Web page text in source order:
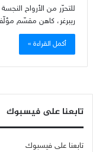
للتحرّر من الأرواح
ريبرغر، كاهن مقسّم
أكمل القراءة »
تابعنا على فيسبوك
تابعنا على فيسبوك